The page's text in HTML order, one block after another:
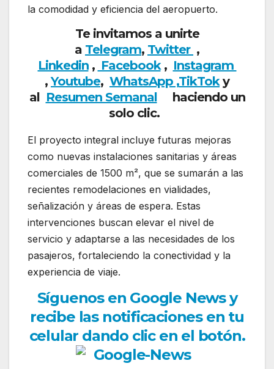
la comodidad y eficiencia del aeropuerto.
Te invitamos a unirte
a Telegram, Twitter ,
Linkedin, Facebook, Instagram
,Youtube, WhatsApp ,TikToky
al Resumen Semanalhaciendo un
solo clic.
El proyecto integral incluye futuras mejoras
como nuevas instalaciones sanitarias y áreas
comerciales de 1500 m², que se sumarán a las
recientes remodelaciones en vialidades,
señalización y áreas de espera. Estas
intervenciones buscan elevar el nivel de
servicio y adaptarse a las necesidades de los
pasajeros, fortaleciendo la conectividad y la
experiencia de viaje.
Síguenos en Google News y
recibe las notificaciones en tu
celular dando clic en el botón.